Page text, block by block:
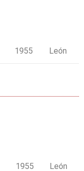
1955 León
1955 León